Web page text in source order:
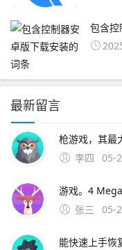
包含控
最新留言
李四
05-
张三
05-